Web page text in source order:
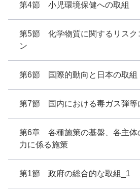
第4節 小児環境保健への取組
第5節 化学物質に関するリスク
ン
第6節 国際的動向と日本の取組
第7節 国内における毒ガス弾等
第6章 各種施策の基盤、各主体
力に係る施策
第1節 政府の総合的な取組_1